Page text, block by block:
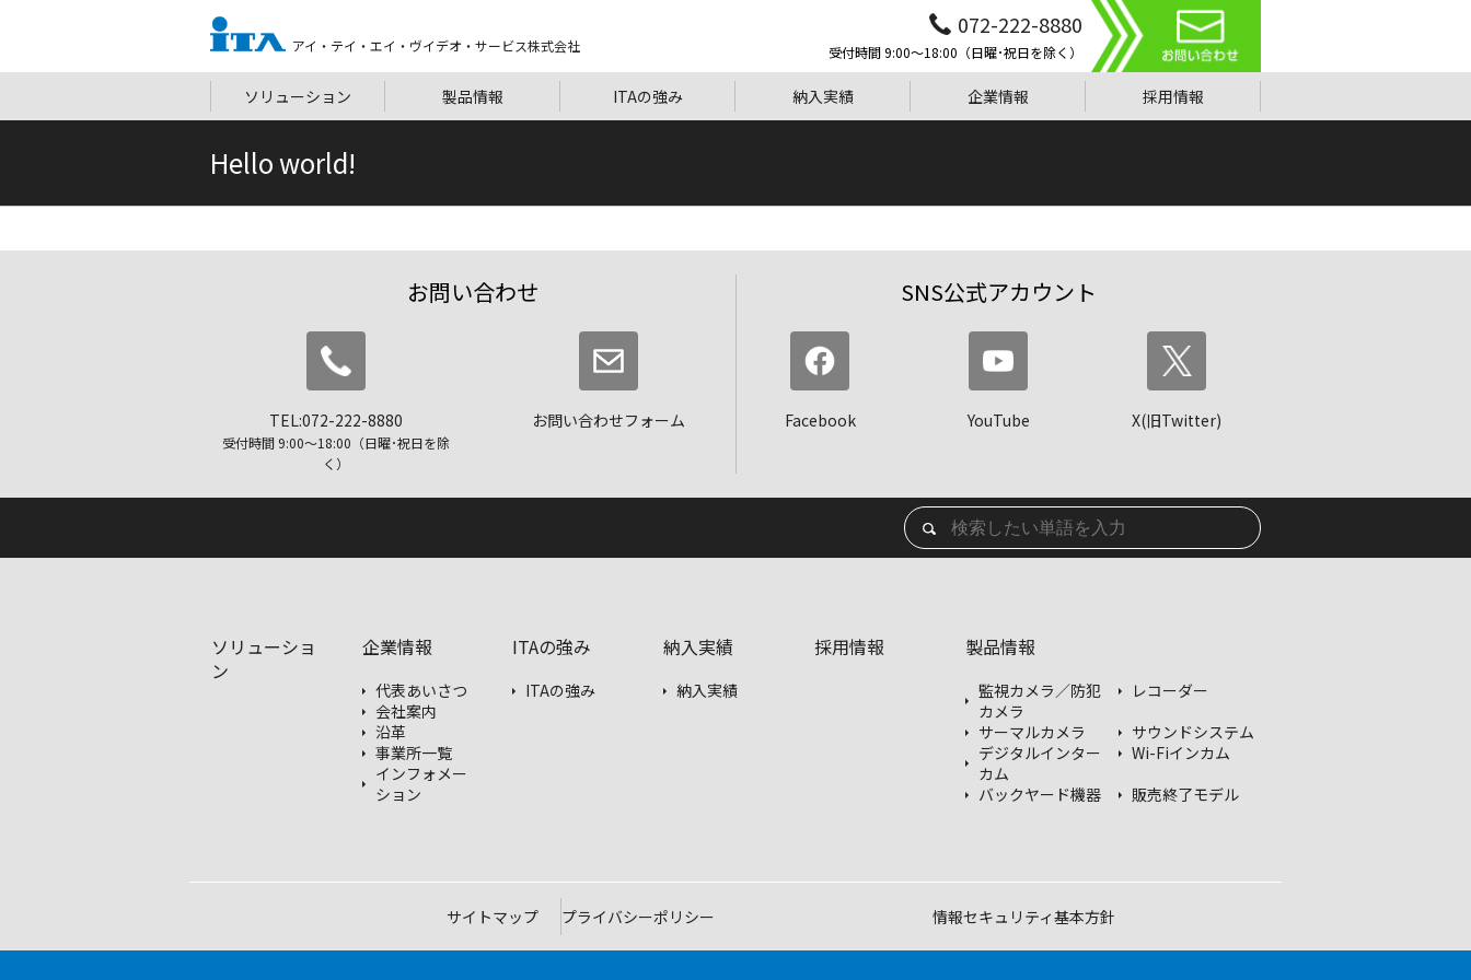
アイ・テイ・エイ・ヴイデオ・サービス株式会社
072-222-8880
受付時間 9:00〜18:00（日曜･祝日を除く）
ソリューション 製品情報 ITAの強み 納入実績 企業情報 採用情報
Hello world!
お問い合わせ
TEL:072-222-8880
受付時間 9:00〜18:00（日曜･祝日を除
く）
お問い合わせフォーム
SNS公式アカウント
Facebook YouTube X(旧Twitter)
ソリューショ
ン
企業情報
代表あいさつ
会社案内
沿革
事業所一覧
インフォメー
ション
ITAの強み
ITAの強み
納入実績
納入実績
採用情報 製品情報
監視カメラ／防犯
カメラ
レコーダー
サーマルカメラ
サウンドシステム
デジタルインター
カム
Wi-Fiインカム
バックヤード機器
販売終了モデル
サイトマップ プライバシーポリシー 情報セキュリティ基本方針